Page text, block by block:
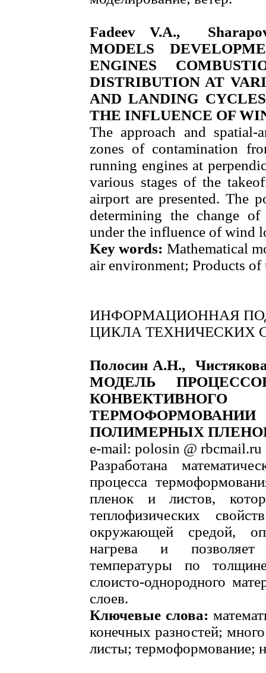
Fadeev V.A.,
MODELS
ENGINES
DISTRIBUTION AT
AND LANDING
THE INFLUENCE OF
The approach and spatial-
zones of contamination
running engines at
various stages of the
airport are presented. The
determining the change
under the influence of wind
Key words: Mathematical
air environment; Products
ИНФОРМАЦИОННАЯ
ЦИКЛА ТЕХНИЧЕСКИХ
Полосин А.Н.,
МОДЕЛЬ
ПОЛИМЕРНЫХ
e-mail: polosin @ rbcmail.ru
Разработана
процесса
пленок и листов,
теплофизических
окружающей средой,
нагрева и позволяет
температуры по
слоисто-однородного
слоев.
Ключевые слова:
конечных разностей;
листы; термоформование;